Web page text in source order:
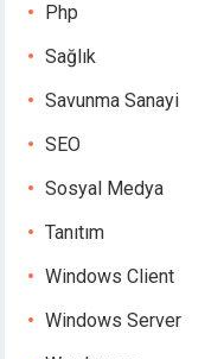
Php
Sağlık
Savunma Sanayi
SEO
Sosyal Medya
Tanıtım
Windows Client
Windows Server